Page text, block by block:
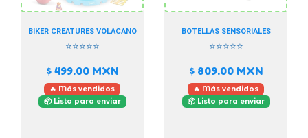
BIKER CREATURES VOLACANO
⭐⭐⭐⭐⭐
$ 499.00 MXN
🔥 Más vendidos
📦 Listo para enviar
BOTELLAS SENSORIALES
⭐⭐⭐⭐⭐
$ 809.00 MXN
🔥 Más vendidos
📦 Listo para enviar